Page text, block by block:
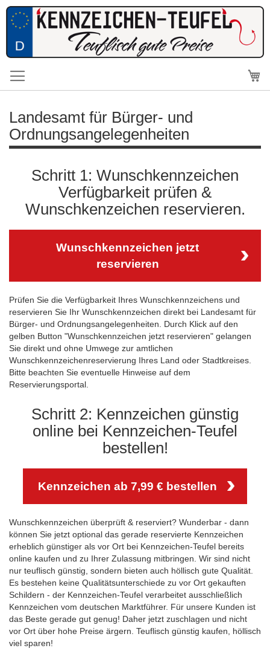
Landesamt für Bürger- und
Ordnungsangelegenheiten
Schritt 1: Wunschkennzeichen
Verfügbarkeit prüfen &
Wunschkenzeichen reservieren.
Wunschkennzeichen jetzt
reservieren
Prüfen Sie die Verfügbarkeit Ihres Wunschkennzeichens und
reservieren Sie Ihr Wunschkennzeichen direkt bei Landesamt für
Bürger- und Ordnungsangelegenheiten. Durch Klick auf den
gelben Button "Wunschkennzeichen jetzt reservieren" gelangen
Sie direkt und ohne Umwege zur amtlichen
Wunschkennzeichenreservierung Ihres Land oder Stadtkreises.
Bitte beachten Sie eventuelle Hinweise auf dem
Reservierungsportal.
Schritt 2: Kennzeichen günstig
online bei Kennzeichen-Teufel
bestellen!
Kennzeichen ab 7,99 € bestellen
Wunschkennzeichen überprüft & reserviert? Wunderbar - dann
können Sie jetzt optional das gerade reservierte Kennzeichen
erheblich günstiger als vor Ort bei Kennzeichen-Teufel bereits
online kaufen und zu Ihrer Zulassung mitbringen. Wir sind nicht
nur teuflisch günstig, sondern bieten auch höllisch gute Qualität.
Es bestehen keine Qualitätsunterschiede zu vor Ort gekauften
Schildern - der Kennzeichen-Teufel verarbeitet ausschließlich
Kennzeichen vom deutschen Marktführer. Für unsere Kunden ist
das Beste gerade gut genug! Daher jetzt zuschlagen und nicht
vor Ort über hohe Preise ärgern. Teuflisch günstig kaufen, höllisch
viel sparen!